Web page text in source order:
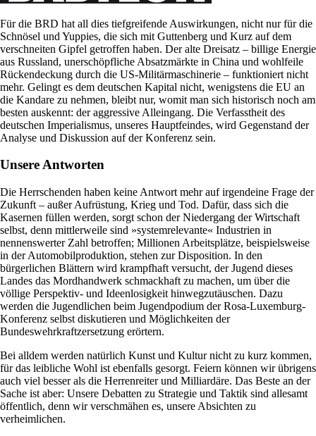
Für die BRD hat all dies tiefgreifende Auswirkungen, nicht nur für die
Schnösel und Yuppies, die sich mit Guttenberg und Kurz auf dem
verschneiten Gipfel getroffen haben. Der alte Dreisatz – billige Energie
aus Russland, unerschöpfliche Absatzmärkte in China und wohlfeile
Rückendeckung durch die US-Militärmaschinerie – funktioniert nicht
mehr. Gelingt es dem deutschen Kapital nicht, wenigstens die EU an
die Kandare zu nehmen, bleibt nur, womit man sich historisch noch am
besten auskennt: der aggressive Alleingang. Die Verfasstheit des
deutschen Imperialismus, unseres Hauptfeindes, wird Gegenstand der
Analyse und Diskussion auf der Konferenz sein.
Unsere Antworten
Die Herrschenden haben keine Antwort mehr auf irgendeine Frage der
Zukunft – außer Aufrüstung, Krieg und Tod. Dafür, dass sich die
Kasernen füllen werden, sorgt schon der Niedergang der Wirtschaft
selbst, denn mittlerweile sind »systemrelevante« Industrien in
nennenswerter Zahl betroffen; Millionen Arbeitsplätze, beispielsweise
in der Automobilproduktion, stehen zur Disposition. In den
bürgerlichen Blättern wird krampfhaft versucht, der Jugend dieses
Landes das Mordhandwerk schmackhaft zu machen, um über die
völlige Perspektiv- und Ideenlosigkeit hinwegzutäuschen. Dazu
werden die Jugendlichen beim Jugendpodium der Rosa-Luxemburg-
Konferenz selbst diskutieren und Möglichkeiten der
Bundeswehrkraftzersetzung erörtern.
Bei alldem werden natürlich Kunst und Kultur nicht zu kurz kommen,
für das leibliche Wohl ist ebenfalls gesorgt. Feiern können wir übrigens
auch viel besser als die Herrenreiter und Milliardäre. Das Beste an der
Sache ist aber: Unsere Debatten zu Strategie und Taktik sind allesamt
öffentlich, denn wir verschmähen es, unsere Absichten zu
verheimlichen.